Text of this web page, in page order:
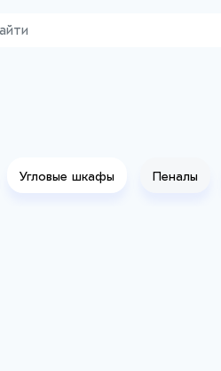
Угловые шкафы Пеналы